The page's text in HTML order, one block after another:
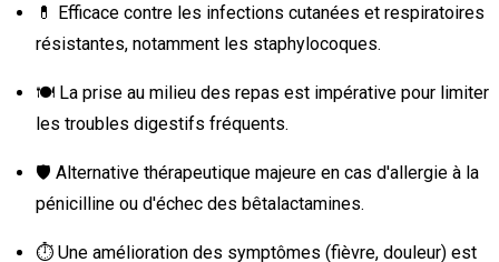
💊 Efficace contre les infections cutanées et respiratoires
résistantes, notamment les staphylocoques.
🍽️ La prise au milieu des repas est impérative pour limiter
les troubles digestifs fréquents.
🛡️ Alternative thérapeutique majeure en cas d'allergie à la
pénicilline ou d'échec des bêtalactamines.
⏱️ Une amélioration des symptômes (fièvre, douleur) est